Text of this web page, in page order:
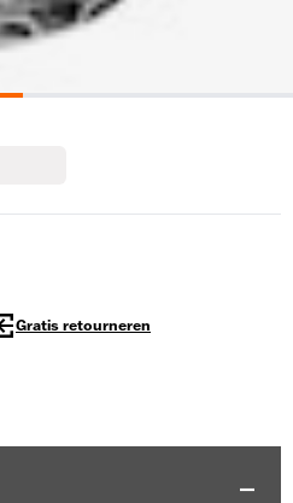
Gratis retourneren